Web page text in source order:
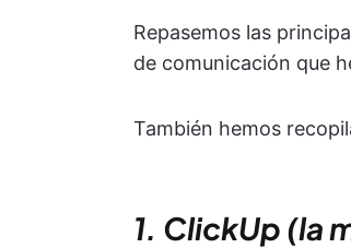
Repasemos las
de comunicación que
También hemos
1. ClickUp (la